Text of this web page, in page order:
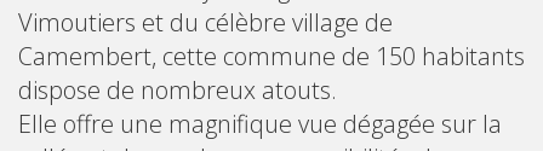
Vimoutiers et du célèbre village de
Camembert, cette commune de 150 habitants
dispose de nombreux atouts.
Elle offre une magnifique vue dégagée sur la